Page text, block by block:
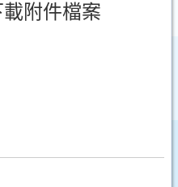
附件檔案